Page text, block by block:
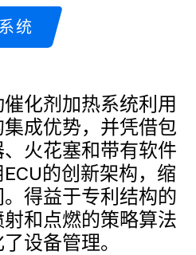
统
化剂加热系统利用
成优势，并凭借包
火花塞和带有软件
的创新架构，缩
得益于专利结构的
和点燃的策略算法
设备管理。